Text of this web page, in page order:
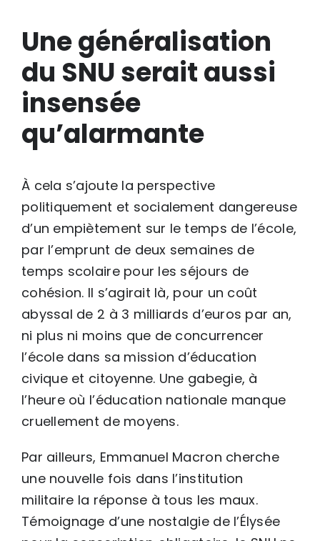
Une généralisation
du SNU serait aussi
insensée
qu’alarmante
À cela s’ajoute la perspective
politiquement et socialement dangereuse
d’un empiètement sur le temps de l’école,
par l’emprunt de deux semaines de
temps scolaire pour les séjours de
cohésion. Il s’agirait là, pour un coût
abyssal de 2 à 3 milliards d’euros par an,
ni plus ni moins que de concurrencer
l’école dans sa mission d’éducation
civique et citoyenne. Une gabegie, à
l’heure où l’éducation nationale manque
cruellement de moyens.
Par ailleurs, Emmanuel Macron cherche
une nouvelle fois dans l’institution
militaire la réponse à tous les maux.
Témoignage d’une nostalgie de l’Élysée